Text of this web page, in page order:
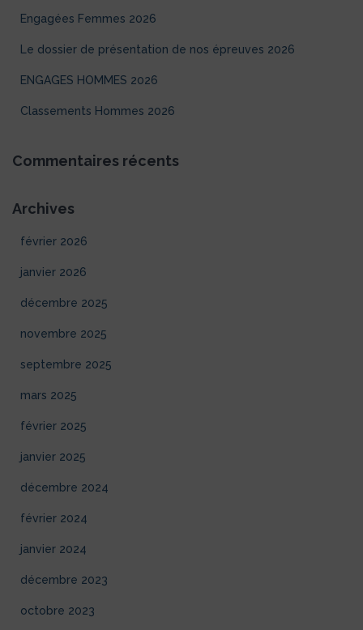
Engagées Femmes 2026
Le dossier de présentation de nos épreuves 2026
ENGAGES HOMMES 2026
Classements Hommes 2026
Commentaires récents
Archives
février 2026
janvier 2026
décembre 2025
novembre 2025
septembre 2025
mars 2025
février 2025
janvier 2025
décembre 2024
février 2024
janvier 2024
décembre 2023
octobre 2023